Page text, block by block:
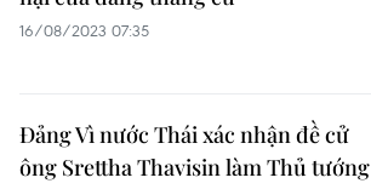
16/08/2023 07:35
Đảng Vì nước Thái xác nhận đề cử
ông Srettha Thavisin làm Thủ tướng